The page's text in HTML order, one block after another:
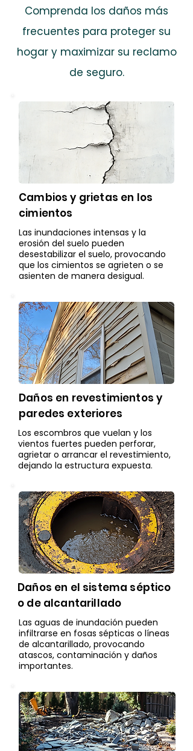
Comprenda los daños más
frecuentes para proteger su
hogar y maximizar su reclamo
de seguro.
Cambios y grietas en los
cimientos
Las inundaciones intensas y la
erosión del suelo pueden
desestabilizar el suelo, provocando
que los cimientos se agrieten o se
asienten de manera desigual.
Daños en revestimientos y
paredes exteriores
Los escombros que vuelan y los
vientos fuertes pueden perforar,
agrietar o arrancar el revestimiento,
dejando la estructura expuesta.
Daños en el sistema séptico
o de alcantarillado
Las aguas de inundación pueden
infiltrarse en fosas sépticas o líneas
de alcantarillado, provocando
atascos, contaminación y daños
importantes.